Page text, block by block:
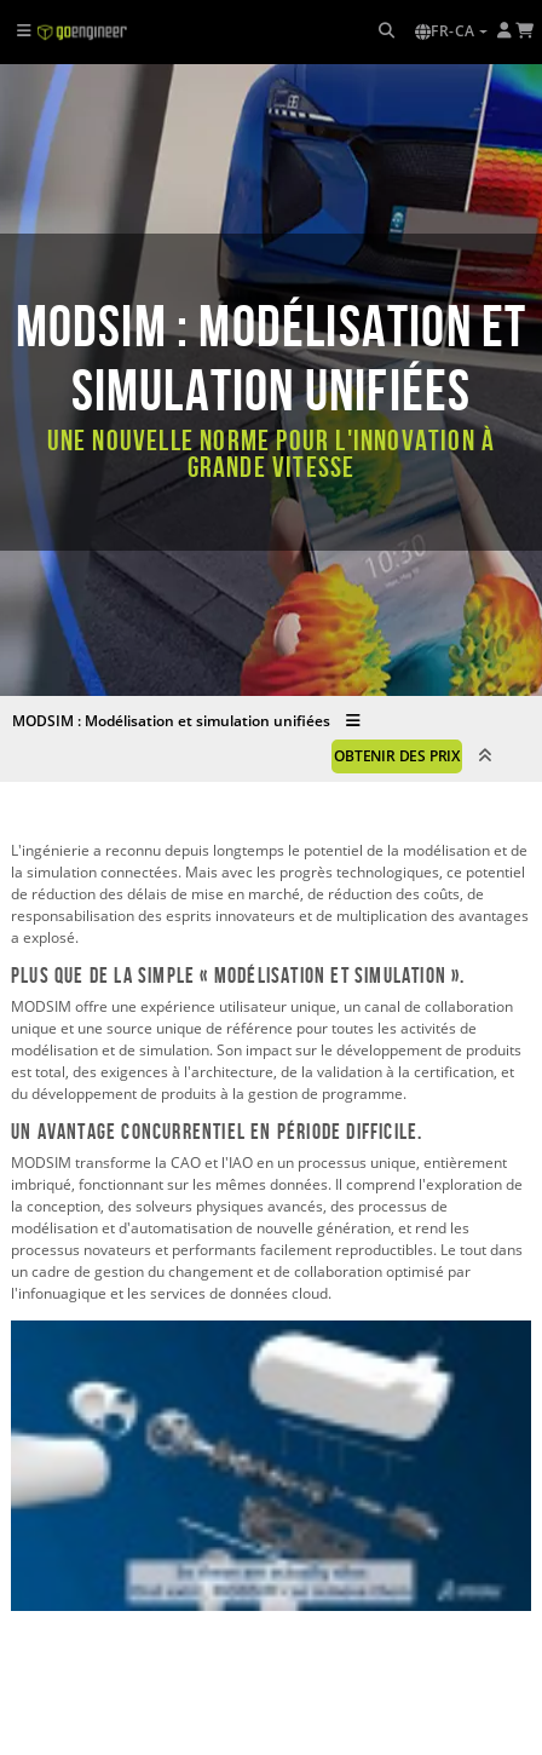
FR-CA
MODSIM : Modélisation et
simulation unifiées
Une nouvelle norme pour l'innovation à
grande vitesse
MODSIM : Modélisation et simulation unifiées
OBTENIR DES PRIX
L'ingénierie a reconnu depuis longtemps le potentiel de la modélisation et de
la simulation connectées. Mais avec les progrès technologiques, ce potentiel
de réduction des délais de mise en marché, de réduction des coûts, de
responsabilisation des esprits innovateurs et de multiplication des avantages
a explosé.
Plus que de la simple « modélisation et simulation ».
MODSIM offre une expérience utilisateur unique, un canal de collaboration
unique et une source unique de référence pour toutes les activités de
modélisation et de simulation. Son impact sur le développement de produits
est total, des exigences à l'architecture, de la validation à la certification, et
du développement de produits à la gestion de programme.
Un avantage concurrentiel en période difficile.
MODSIM transforme la CAO et l'IAO en un processus unique, entièrement
imbriqué, fonctionnant sur les mêmes données. Il comprend l'exploration de
la conception, des solveurs physiques avancés, des processus de
modélisation et d'automatisation de nouvelle génération, et rend les
processus novateurs et performants facilement reproductibles. Le tout dans
un cadre de gestion du changement et de collaboration optimisé par
l'infonuagique et les services de données cloud.